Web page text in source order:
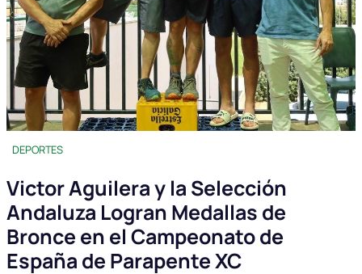
DEPORTES
Victor Aguilera y la Selección
Andaluza Logran Medallas de
Bronce en el Campeonato de
España de Parapente XC